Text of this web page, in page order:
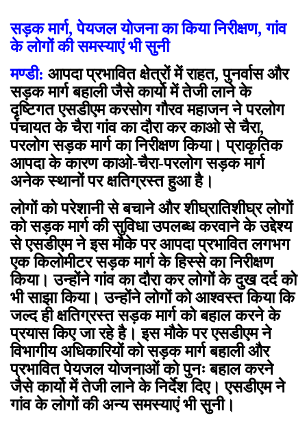
सड़क मार्ग, पेयजल योजना का किया निरीक्षण, गांव
के लोगों की समस्याएं भी सुनी
मण्डी: आपदा प्रभावित क्षेत्रों में राहत, पुनर्वास और
सड़क मार्ग बहाली जैसे कार्यो में तेजी लाने के
दृष्टिगत एसडीएम करसोग गौरव महाजन ने परलोग
पंचायत के चैरा गांव का दौरा कर काओ से चैरा,
परलोग सड़क मार्ग का निरीक्षण किया। प्राकृतिक
आपदा के कारण काओ-चैरा-परलोग सड़क मार्ग
अनेक स्थानों पर क्षतिग्रस्त हुआ है।
लोगों को परेशानी से बचाने और शीघ्रातिशीघ्र लोगों
को सड़क मार्ग की सुविधा उपलब्ध करवाने के उद्देश्य
से एसडीएम ने इस मौके पर आपदा प्रभावित लगभग
एक किलोमीटर सड़क मार्ग के हिस्से का निरीक्षण
किया। उन्होंने गांव का दौरा कर लोगों के दुख दर्द को
भी साझा किया। उन्होंने लोगों को आश्वस्त किया कि
जल्द ही क्षतिग्रस्त सड़क मार्ग को बहाल करने के
प्रयास किए जा रहे है। इस मौके पर एसडीएम ने
विभागीय अधिकारियों को सड़क मार्ग बहाली और
प्रभावित पेयजल योजनाओं को पुनः बहाल करने
जैसे कार्यो में तेजी लाने के निर्देश दिए। एसडीएम ने
गांव के लोगों की अन्य समस्याएं भी सुनी।